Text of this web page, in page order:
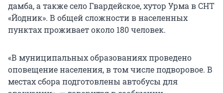
дамба, а также село Гвардейское, хутор Урма в СНТ
«Йодник». В общей сложности в населенных
пунктах проживает около 180 человек.
«В муниципальных образованиях проведено
оповещение населения, в том числе подворовое. В
местах сбора подготовлены автобусы для